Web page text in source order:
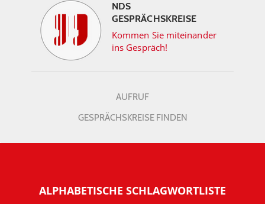
NDS
GESPRÄCHSKREISE
Kommen Sie miteinander
ins Gespräch!
AUFRUF
GESPRÄCHSKREISE FINDEN
ALPHABETISCHE SCHLAGWORTLISTE